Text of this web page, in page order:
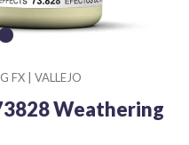
FX | VALLEJO
Weathering